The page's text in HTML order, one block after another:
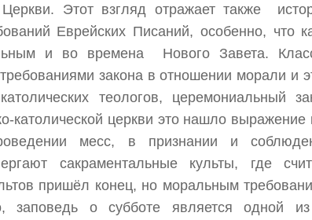
Этот взгляд отражает также
Еврейских Писаний, особенно, что
и во времена Нового Завета.
закона в отношении морали и
теологов, церемониальный
католической церкви это нашло
месс, в признании и
сакраментальные культы, где
пришёл конец, но моральным
заповедь о субботе является одной